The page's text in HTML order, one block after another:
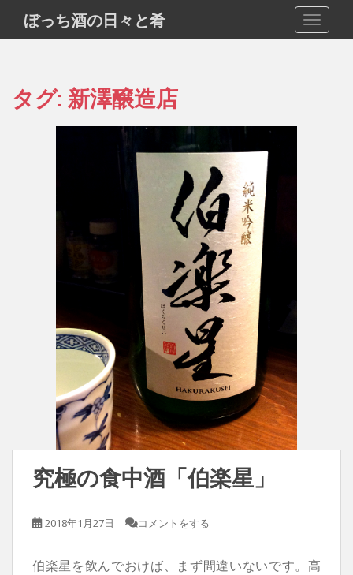
i
ぼっち酒の日々と肴
タグ: 新澤醸造店
究極の食中酒「伯楽星」
2018年1月27日 コメントをする
伯楽星を飲んでおけば、
まず間違いないです。高